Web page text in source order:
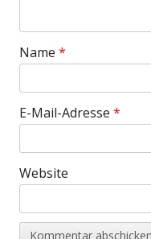
Name *
E-Mail-Adresse *
Website